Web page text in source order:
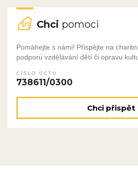
Chci pomoci
Pomáhejte s námi! Přispějte na
podporu vzdělávání dětí či opravu
ČÍSLO ÚČTU
738611/0300
Chci přispět